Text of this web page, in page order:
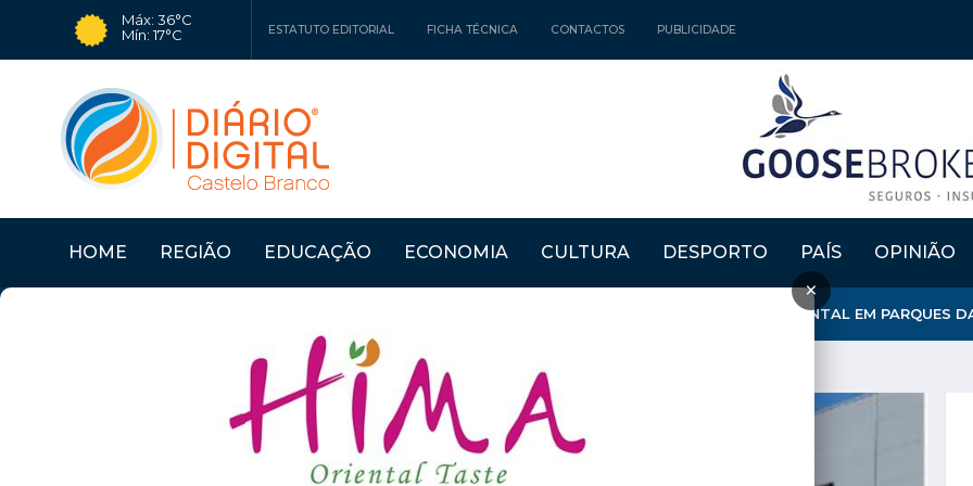
Máx: 36°C
Mín: 17°C
ESTATUTO EDITORIAL FICHA TÉCNICA CONTACTOS PUBLICIDADE
HOME REGIÃO EDUCAÇÃO ECONOMIA CULTURA DESPORTO PAÍS OPINIÃO
×
CASTELO BRANCO: DEZ VOLUNTÁRIOS ASSUMEM DEFESA AMBIENTAL EM PARQUES